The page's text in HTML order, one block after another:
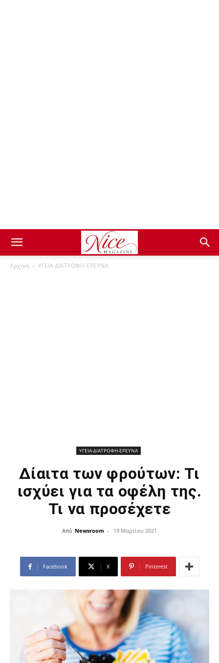
Αρχική ΥΓΕΙΑ-ΔΙΑΤΡΟΦΗ-ΕΡΕΥΝΑ
ΥΓΕΙΑ-ΔΙΑΤΡΟΦΗ-ΕΡΕΥΝΑ
Δίαιτα των φρούτων: Τι
ισχύει για τα οφέλη της.
Τι να προσέχετε
Από Newsroom - 19 Μαρτίου 2021
Facebook X Pinterest